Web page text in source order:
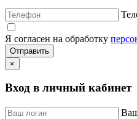
Я согласен на обработку
×
Вход в личный кабинет